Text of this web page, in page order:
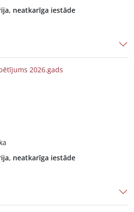
neatkarīga iestāde
2026.gads
neatkarīga iestāde